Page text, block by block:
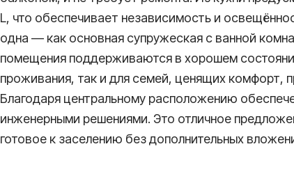
L, что обеспечивает независимость и
одна — как основная супружеская с ванной
помещения поддерживаются в хорошем
проживания, так и для семей, ценящих комфорт,
Благодаря центральному расположению
инженерными решениями. Это отличное
готовое к заселению без дополнительных